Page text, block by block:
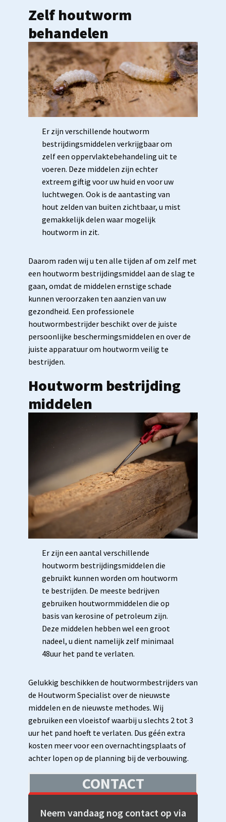
Zelf houtworm
behandelen
Er zijn verschillende houtworm
bestrijdingsmiddelen verkrijgbaar om
zelf een oppervlaktebehandeling uit te
voeren. Deze middelen zijn echter
extreem giftig voor uw huid en voor uw
luchtwegen. Ook is de aantasting van
hout zelden van buiten zichtbaar, u mist
gemakkelijk delen waar mogelijk
houtworm in zit.
Daarom raden wij u ten alle tijden af om zelf met
een houtworm bestrijdingsmiddel aan de slag te
gaan, omdat de middelen ernstige schade
kunnen veroorzaken ten aanzien van uw
gezondheid. Een professionele
houtwormbestrijder beschikt over de juiste
persoonlijke beschermingsmiddelen en over de
juiste apparatuur om houtworm veilig te
bestrijden.
Houtworm bestrijding
middelen
Er zijn een aantal verschillende
houtworm bestrijdingsmiddelen die
gebruikt kunnen worden om houtworm
te bestrijden. De meeste bedrijven
gebruiken houtwormmiddelen die op
basis van kerosine of petroleum zijn.
Deze middelen hebben wel een groot
nadeel, u dient namelijk zelf minimaal
48uur het pand te verlaten.
Gelukkig beschikken de houtwormbestrijders van
de Houtworm Specialist over de nieuwste
middelen en de nieuwste methodes. Wij
gebruiken een vloeistof waarbij u slechts 2 tot 3
uur het pand hoeft te verlaten. Dus géén extra
kosten meer voor een overnachtingsplaats of
achter lopen op de planning bij de verbouwing.
CONTACT
Neem vandaag nog contact op via